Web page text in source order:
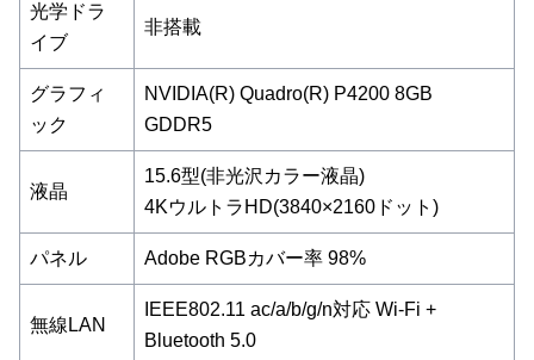
光学ドラ
イブ
非搭載
グラフィ
ック
NVIDIA(R) Quadro(R) P4200 8GB
GDDR5
液晶
15.6型(非光沢カラー液晶)
4KウルトラHD(3840×2160ドット)
パネル Adobe RGBカバー率 98%
無線LAN
IEEE802.11 ac/a/b/g/n対応 Wi-Fi +
Bluetooth 5.0